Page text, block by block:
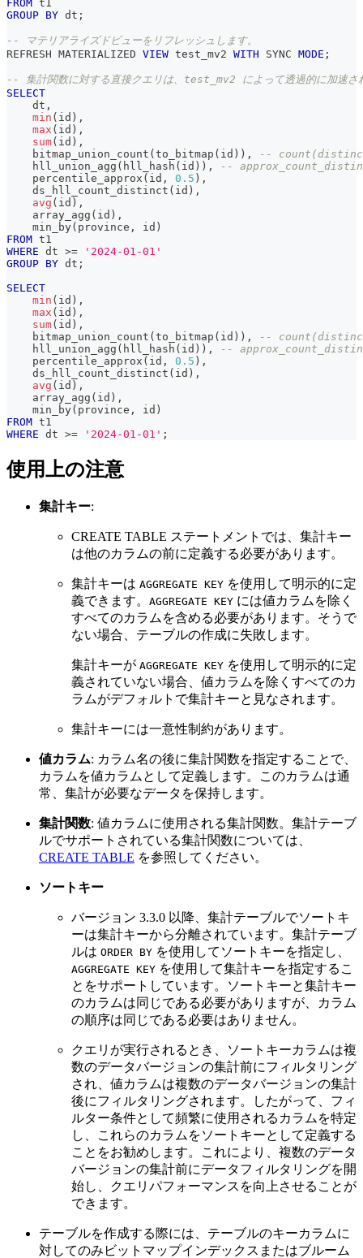
FROM
t1
GROUP BY dt ;
-- マテリアライズドビューをリフレッシュします。
REFRESH MATERIALIZED VIEW test_mv2 WITH SYNC MODE ;
-- 集計関数に対する直接クエリは、test_mv2 によって透過的に加速さ
SELECT
    dt
,
min ( id ) ,
max ( id ) ,
sum( id ) ,
    bitmap_union_count
( to_bitmap ( id ) ) ,
--
    hll_union_agg
( hll_hash ( id ) ) ,
--
    percentile_approx
( id , 0.5 ) ,
    ds_hll_count_distinct
( id ) ,
avg ( id ) ,
    array_agg
( id ) ,
    min_by
( province , id )
FROM t1
WHERE dt >=
'2024-01-01'
GROUP BY dt ;
SELECT
min ( id ) ,
max ( id ) ,
sum( id ) ,
    bitmap_union_count
( to_bitmap ( id ) ) ,
--
    hll_union_agg
( hll_hash ( id ) ) ,
--
    percentile_approx
( id , 0.5 ) ,
    ds_hll_count_distinct
( id ) ,
avg ( id ) ,
    array_agg
( id ) ,
    min_by
( province , id )
FROM t1
WHERE dt >= '2024-01-01' ;
使用上の注意
集計キー:
CREATE TABLE ステートメントでは、集計キー
は他のカラムの前に定義する必要があります。
集計キーは AGGREGATE KEY を使用して明示的に定
義できます。 AGGREGATE KEY には値カラムを除く
すべてのカラムを含める必要があります。そうで
ない場合、テーブルの作成に失敗します。
集計キーが AGGREGATE KEY を使用して明示的に定
義されていない場合、値カラムを除くすべてのカ
ラムがデフォルトで集計キーと見なされます。
集計キーには一意性制約があります。
値カラム: カラム名の後に集計関数を指定することで、
カラムを値カラムとして定義します。このカラムは通
常、集計が必要なデータを保持します。
集計関数: 値カラムに使用される集計関数。集計テーブ
ルでサポートされている集計関数については、
CREATE TABLE を参照してください。
ソートキー
バージョン 3.3.0 以降、集計テーブルでソートキ
ーは集計キーから分離されています。集計テーブ
ルは ORDER BY を使用してソートキーを指定し、
AGGREGATE KEY を使用して集計キーを指定するこ
とをサポートしています。ソートキーと集計キー
のカラムは同じである必要がありますが、カラム
の順序は同じである必要はありません。
クエリが実行されるとき、ソートキーカラムは複
数のデータバージョンの集計前にフィルタリング
され、値カラムは複数のデータバージョンの集計
後にフィルタリングされます。したがって、フィ
ルター条件として頻繁に使用されるカラムを特定
し、これらのカラムをソートキーとして定義する
ことをお勧めします。これにより、複数のデータ
バージョンの集計前にデータフィルタリングを開
始し、クエリパフォーマンスを向上させることが
できます。
テーブルを作成する際には、テーブルのキーカラムに
対してのみビットマップインデックスまたはブルーム